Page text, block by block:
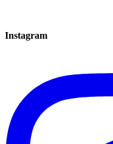
Instagram